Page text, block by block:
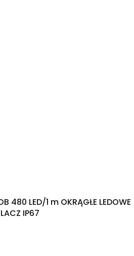
480 LED/1 m OKRĄGŁE LEDOWE
IP67